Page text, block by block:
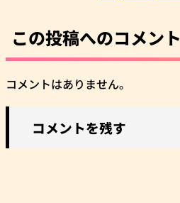
この投稿へのコメント
コメントはありません。
コメントを残す